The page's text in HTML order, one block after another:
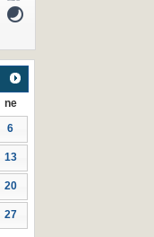
ne
6
13
20
27